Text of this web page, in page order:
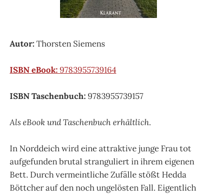
Autor:Thorsten Siemens
ISBN eBook:9783955739164
ISBN Taschenbuch:9783955739157
Als eBook und Taschenbuch erhältlich.
In Norddeich wird eine attraktive junge Frau tot
aufgefunden brutal stranguliert in ihrem eigenen
Bett. Durch vermeintliche Zufälle stößt Hedda
Böttcher auf den noch ungelösten Fall. Eigentlich